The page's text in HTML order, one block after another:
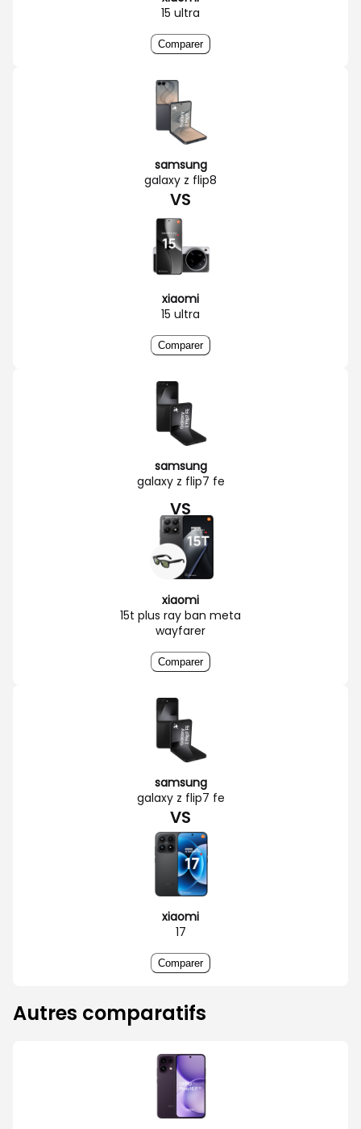
15 ultra
Comparer
samsung
galaxy z flip8
VS
xiaomi
15 ultra
Comparer
samsung
galaxy z flip7 fe
VS
xiaomi
15t plus ray ban meta
wayfarer
Comparer
samsung
galaxy z flip7 fe
VS
xiaomi
17
Comparer
Autres comparatifs